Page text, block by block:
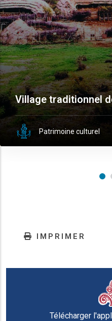
Village traditionnel
Patrimoine culturel
IMPRIMER
Télécharger